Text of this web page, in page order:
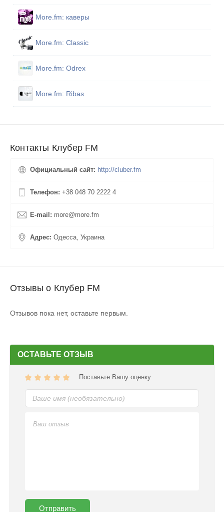
More.fm: каверы
More.fm: Classic
More.fm: Odrex
More.fm: Ribas
Контакты Клубер FM
Официальный сайт: http://cluber.fm
Телефон: +38 048 70 2222 4
E-mail: more@more.fm
Адрес: Одесса, Украина
Отзывы о Клубер FM
Отзывов пока нет, оставьте первым.
ОСТАВЬТЕ ОТЗЫВ
Поставьте Вашу оценку
Отправить